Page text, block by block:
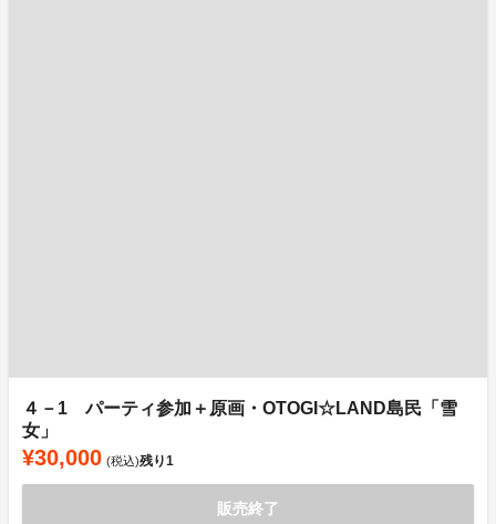
４－1 パーティ参加＋原画・OTOGI☆LAND島民「雪
女」
¥30,000 (税込)残り1
販売終了